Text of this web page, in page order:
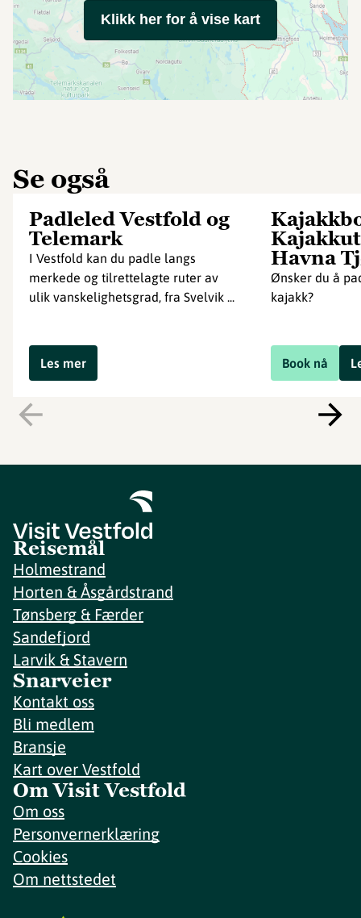
Klikk her for å vise kart
Se også
Padleled Vestfold og
Telemark
I Vestfold kan du padle langs
merkede og tilrettelagte ruter av
ulik vanskelighetsgrad, fra Svelvik ...
Les mer
Havna
Ønsker du å
kajakk?
Book nå
Reisemål
Holmestrand
Horten & Åsgårdstrand
Tønsberg & Færder
Sandefjord
Larvik & Stavern
Snarveier
Kontakt oss
Bli medlem
Bransje
Kart over Vestfold
Om Visit Vestfold
Om oss
Personvernerklæring
Cookies
Om nettstedet